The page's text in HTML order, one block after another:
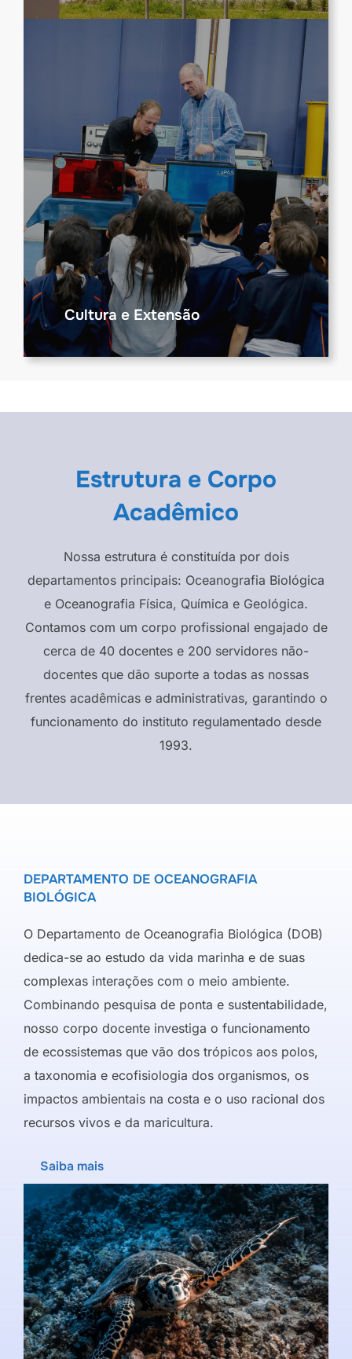
Cultura e Extensão
Estrutura e Corpo
Acadêmico
Nossa estrutura é constituída por dois
departamentos principais: Oceanografia Biológica
e Oceanografia Física, Química e Geológica.
Contamos com um corpo profissional engajado de
cerca de 40 docentes e 200 servidores não-
docentes que dão suporte a todas as nossas
frentes acadêmicas e administrativas, garantindo o
funcionamento do instituto regulamentado desde
1993.
DEPARTAMENTO DE OCEANOGRAFIA
BIOLÓGICA
O Departamento de Oceanografia Biológica (DOB)
dedica-se ao estudo da vida marinha e de suas
complexas interações com o meio ambiente.
Combinando pesquisa de ponta e sustentabilidade,
nosso corpo docente investiga o funcionamento
de ecossistemas que vão dos trópicos aos polos,
a taxonomia e ecofisiologia dos organismos, os
impactos ambientais na costa e o uso racional dos
recursos vivos e da maricultura.
Saiba mais